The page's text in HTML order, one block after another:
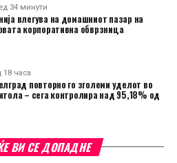
34 минути
влегува на домашниот пазар на
корпоративна обврзница
18 часа
повторно го зголеми уделот во
– сега контролира над 95,18% од
ВИ СЕ ДОПАДНЕ